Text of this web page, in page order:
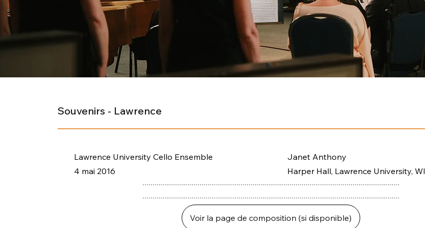
Souvenirs - Lawrence
Lawrence University Cello Ensemble
Janet Anthony
4 mai 2016
Harper Hall, Lawrence University, WI
Voir la page de composition (si disponible)